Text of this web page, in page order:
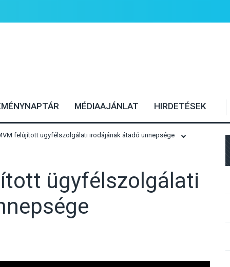
MÉDIAAJÁNLAT HIRDETÉSEK
felújított ügyfélszolgálati irodájának átadó ünnepsége
ügyfélszolgálati